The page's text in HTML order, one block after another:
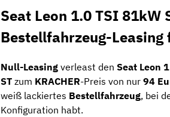
Seat Leon 1.0 TSI 81kW
Bestellfahrzeug-
Null-Leasing verleast den Seat Leon
ST zum KRACHER-Preis von nur 94
weiß lackiertes Bestellfahrzeug, bei
Konfiguration habt.